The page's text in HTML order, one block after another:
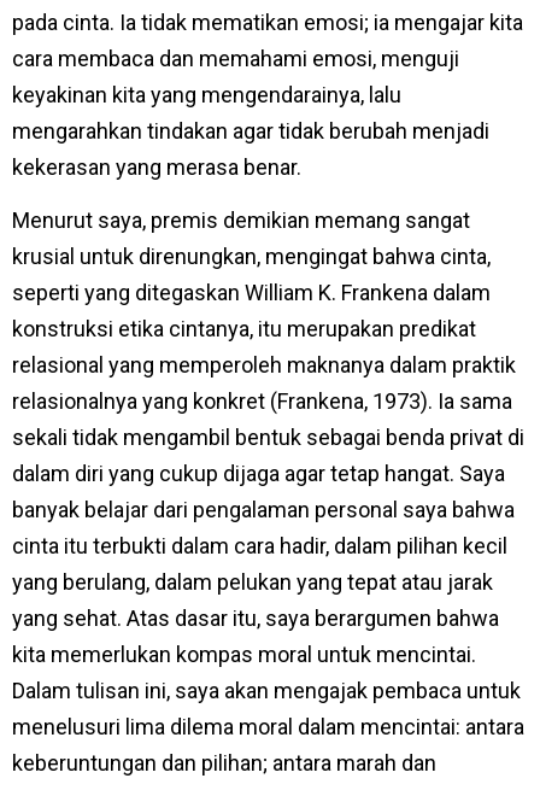
pada cinta. Ia tidak mematikan emosi; ia mengajar kita
cara membaca dan memahami emosi, menguji
keyakinan kita yang mengendarainya, lalu
mengarahkan tindakan agar tidak berubah menjadi
kekerasan yang merasa benar.
Menurut saya, premis demikian memang sangat
krusial untuk direnungkan, mengingat bahwa cinta,
seperti yang ditegaskan William K. Frankena dalam
konstruksi etika cintanya, itu merupakan predikat
relasional yang memperoleh maknanya dalam praktik
relasionalnya yang konkret (Frankena, 1973). Ia sama
sekali tidak mengambil bentuk sebagai benda privat di
dalam diri yang cukup dijaga agar tetap hangat. Saya
banyak belajar dari pengalaman personal saya bahwa
cinta itu terbukti dalam cara hadir, dalam pilihan kecil
yang berulang, dalam pelukan yang tepat atau jarak
yang sehat. Atas dasar itu, saya berargumen bahwa
kita memerlukan kompas moral untuk mencintai.
Dalam tulisan ini, saya akan mengajak pembaca untuk
menelusuri lima dilema moral dalam mencintai: antara
keberuntungan dan pilihan; antara marah dan